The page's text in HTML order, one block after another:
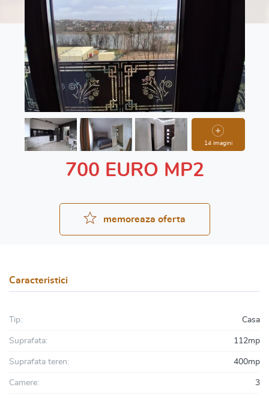
14 imagini
700 EURO MP2
memoreaza oferta
Caracteristici
Tip: Casa
Suprafata: 112mp
Suprafata teren: 400mp
Camere: 3